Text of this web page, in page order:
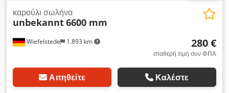
Wiefelstede 1.893 km
καρούλι σωλήνα
unbekannt6600 mm
280 €
σταθερή τιμή συν ΦΠΑ
Αιτηθείτε Καλέστε